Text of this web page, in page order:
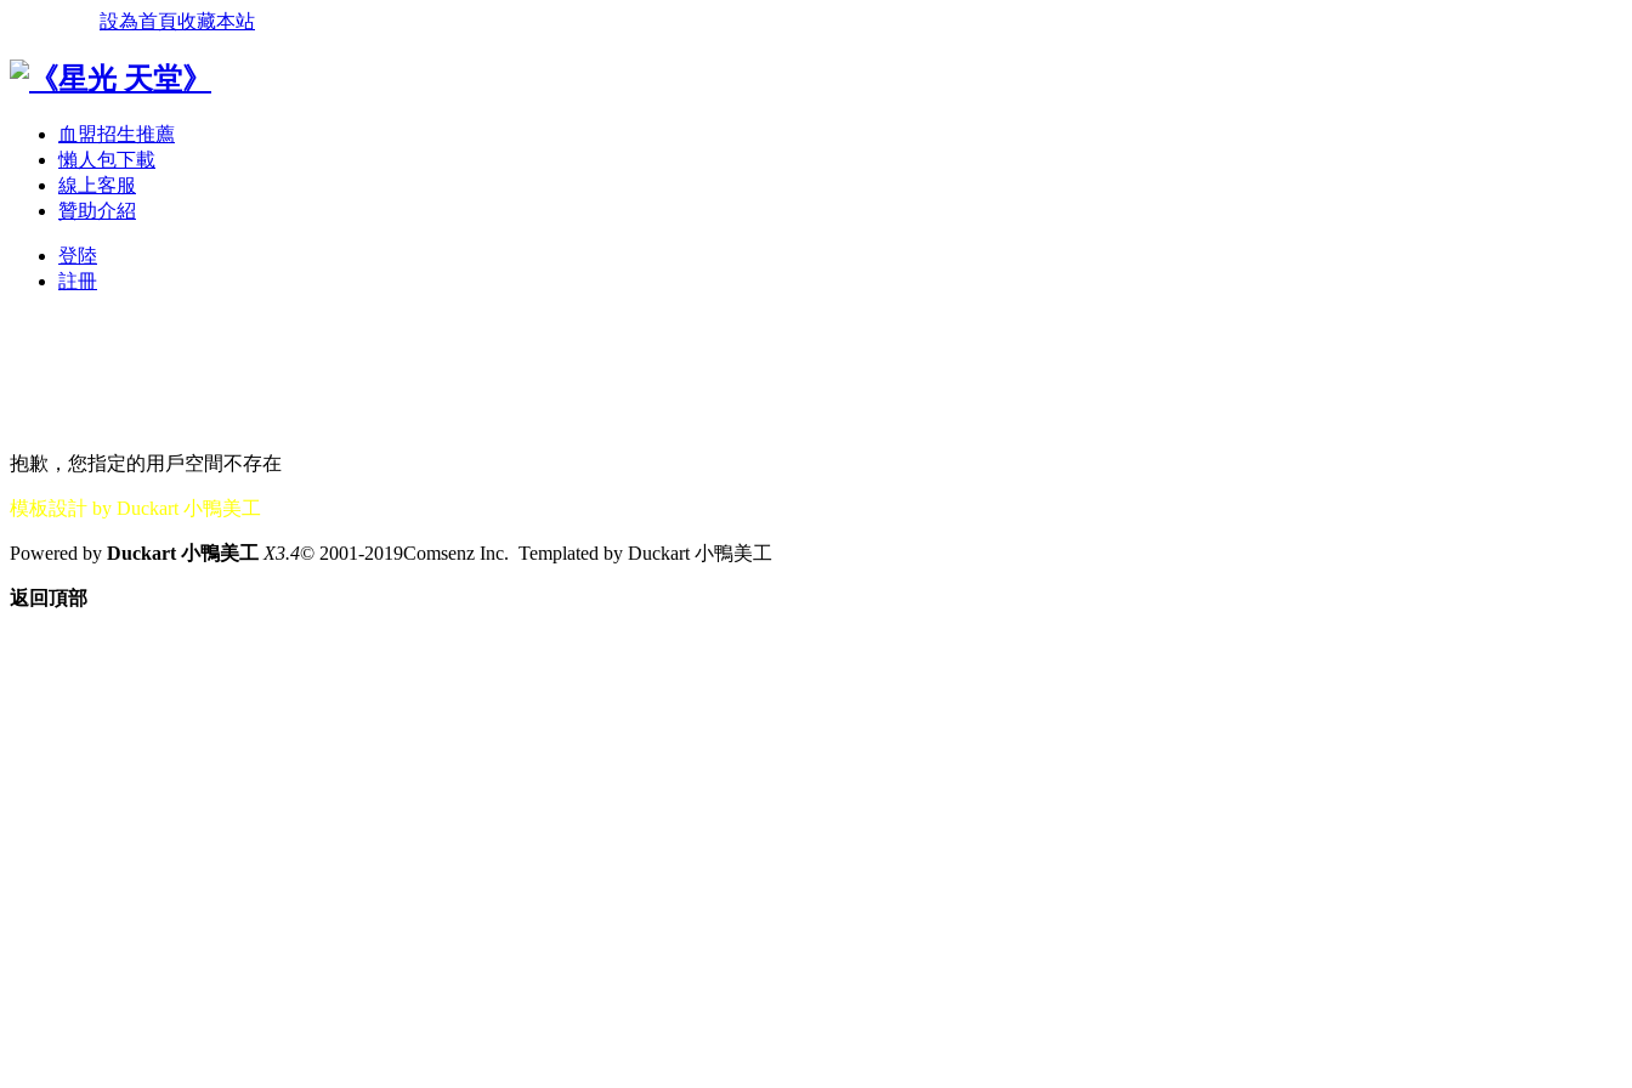
設為首頁收藏本站
血盟招生推薦
懶人包下載
線上客服
贊助介紹
登陸
註冊
抱歉，您指定的用戶空間不存在
模板設計 by Duckart 小鴨美工
Powered by Duckart 小鴨美工 X3.4© 2001-2019Comsenz Inc. Templated by Duckart 小鴨美工
返回頂部